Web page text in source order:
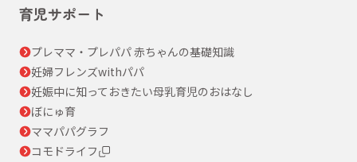
育児サポート
プレママ・プレパパ 赤ちゃんの基礎知識
妊婦フレンズwithパパ
妊娠中に知っておきたい母乳育児のおはなし
ぼにゅ育
ママパパグラフ
コモドライフ